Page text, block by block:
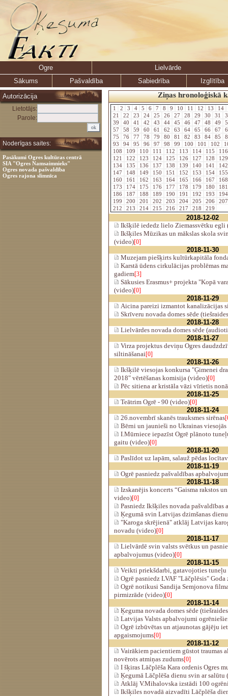
Ogre
Lielvārde
Sākums
Pašvaldība Sabiedrība
Izglītība
Autorizācija
Lietotājs:
Parole:
Noderīgas saites:
Pasākumi Ogres kultūras centrā
SIA "Ogres Namsaimnieks"
Ogres novada pašvaldība
Ogres rajona slimnīca
Ziņas hronoloģiskā
1 2 3 4 5 6 7 8 9 10 11 12 13 14
21
22 23 24 25 26 27 28 29 30 31
39
40 41 42 43 44 45 46 47 48 49
57
58 59 60 61 62 63 64 65 66 67
75
76 77 78 79 80 81 82 83 84 85
93
94 95 96 97 98 99 100 101 102
108
109 110 111 112 113 114 115
121
122 123 124 125 126 127 128
134
135 136 137 138 139 140 141
147
148 149 150 151 152 153 154
160
161 162 163 164 165 166 167
173
174 175 176 177 178 179 180
186
187 188 189 190 191 192 193
199
200 201 202 203 204 205 206
212
213 214 215 216 217 218 219
2018-12-02
Ikšķilē iededz lielo Ziemassvētku egli
Ikšķiles Mūzikas un mākslas skola
(video)[0]
2018-11-30
Muzejam piešķirts kultūrkapitāla
Karstā ūdens cirkulācijas problēmas
gadiem[3]
Sākusies Erasmus+ projekta "Kopā
(video)[0]
2018-11-29
Aicina pareizi izmantot kanalizācijas
Skrīveru novada domes sēde
2018-11-28
Lielvārdes novada domes sēde
2018-11-27
Virza projektus deviņu Ogres
siltināšanai[0]
2018-11-26
Ikšķilē viesojas konkursa "Ģimenei
2018" vērtēšanas komisija (video)[0]
Pēc sitiena ar kristāla vāzi vīrietis
2018-11-25
Teātrim Ogrē - 90 (video)[0]
2018-11-24
26.novembrī skanēs trauksmes sirēnas
Bērni un jaunieši no Ukrainas viesojās
I.Mūrniece iepazīst Ogrē plānoto
gaitu (video)[0]
2018-11-20
Paslīdot uz lapām, salauž pēdas
2018-11-19
Ogrē pasniedz pašvaldības
2018-11-18
Izskanējis koncerts “Gaisma rakstos
video)[0]
Pasniedz Ikšķiles novada pašvaldības
Ķegumā svin Latvijas dzimšanas
"Karoga skrējienā" atklāj Latvijas
novadu (video)[0]
2018-11-17
Lielvārdē svin valsts svētkus un
apbalvojumus (video)[0]
2018-11-15
Veikti priekšdarbi, gatavojoties
Ogrē pasniedz LVAF "Lāčplēsis" Goda
Ogrē notikusi Sandija Semjonova
pirmizrāde (video)[0]
2018-11-14
Ķeguma novada domes sēde
Latvijas Valsts apbalvojumi
Ogrē izbūvētas un atjaunotas gājēju
apgaismojums[0]
2018-11-12
Vairākiem pacientiem gūstot traumas
novērots atmiņas zudums[0]
I šķiras Lāčplēša Kara ordenis Ogres
Ķegumā Lāčplēša dienu svin ar salūtu
Atklāj V.Mihalovska izstādi 100
Ikšķiles novadā aizvadīti Lāčplēša